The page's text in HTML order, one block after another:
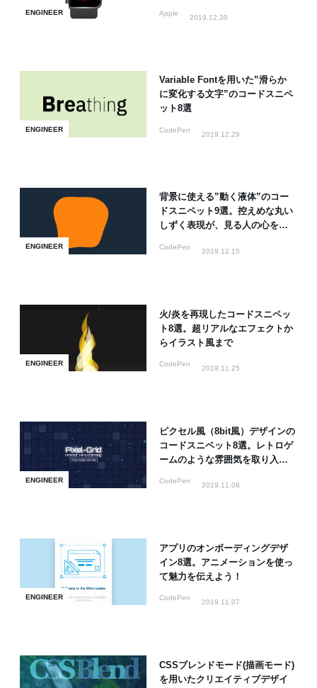
ENGINEER Apple
2019.12.30
ENGINEER
Variable Fontを用いた”滑らか
に変化する文字”のコードスニペ
ット8選
CodePen
2019.12.29
ENGINEER
背景に使える”動く液体”のコー
ドスニペット9選。控えめな丸い
しずく表現が、見る人の心をう
CodePen
2019.12.15
ENGINEER
火/炎を再現したコードスニペッ
ト8選。超リアルなエフェクトか
らイラスト風まで
CodePen
2019.11.25
ENGINEER
ピクセル風（8bit風）デザインの
コードスニペット8選。レトロゲ
ームのような雰囲気を取り入れ
CodePen
2019.11.08
ENGINEER
アプリのオンボーディングデザ
イン8選。アニメーションを使っ
て魅力を伝えよう！
CodePen
2019.11.07
CSSブレンドモード(描画モード)
を用いたクリエイティブデザイ